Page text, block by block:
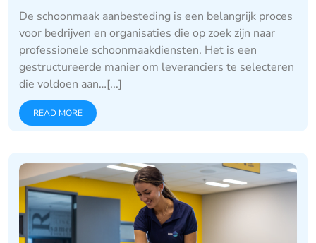
De schoonmaak aanbesteding is een belangrijk proces
voor bedrijven en organisaties die op zoek zijn naar
professionele schoonmaakdiensten. Het is een
gestructureerde manier om leveranciers te selecteren
die voldoen aan…[...]
READ MORE